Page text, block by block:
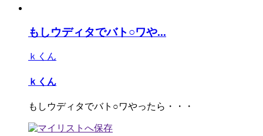
もしウディタでバト○ワや...
ｋくん
ｋくん
もしウディタでバト○ワやったら・・・